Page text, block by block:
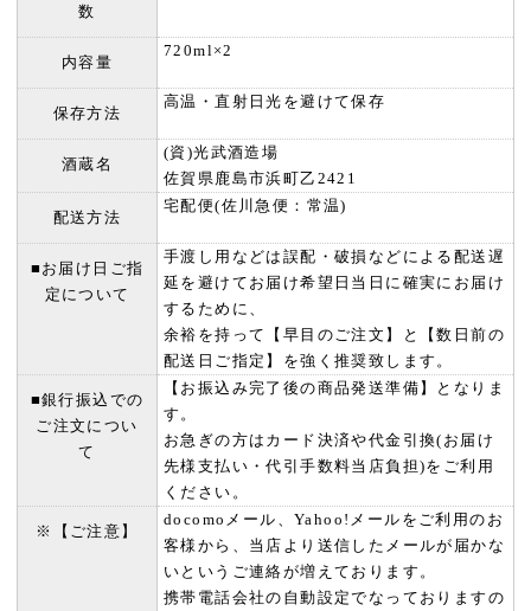
数
内容量
720ml×2
保存方法
高温・直射日光を避けて保存
酒蔵名
(資)光武酒造場
佐賀県鹿島市浜町乙2421
配送方法
宅配便(佐川急便：常温)
■お届け日ご指
定について
手渡し用などは誤配・破損などによる配送遅
延を避けてお届け希望日当日に確実にお届け
するために、
余裕を持って【早目のご注文】と【数日前の
配送日ご指定】を強く推奨致します。
■銀行振込での
ご注文につい
て
【お振込み完了後の商品発送準備】となりま
す。
お急ぎの方はカード決済や代金引換(お届け
先様支払い・代引手数料当店負担)をご利用
ください。
※【ご注意】
docomoメール、Yahoo!メールをご利用のお
客様から、当店より送信したメールが届かな
いというご連絡が増えております。
携帯電話会社の自動設定でなっておりますの